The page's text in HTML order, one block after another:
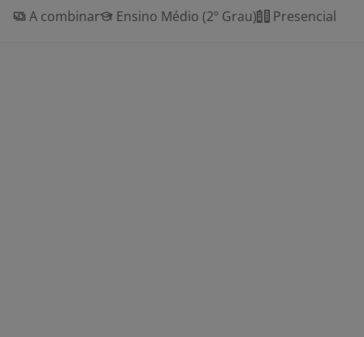
A combinar
Ensino Médio (2º Grau) Presencial